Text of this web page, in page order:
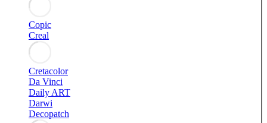
Copic
Creal
Cretacolor
Da Vinci
Daily ART
Darwi
Decopatch